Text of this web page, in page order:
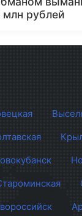
млн рублей